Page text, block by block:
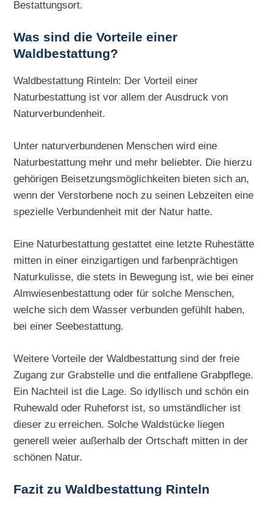
Bestattungsort.
Was sind die Vorteile einer
Waldbestattung?
Waldbestattung Rinteln: Der Vorteil einer
Naturbestattung ist vor allem der Ausdruck von
Naturverbundenheit.
Unter naturverbundenen Menschen wird eine
Naturbestattung mehr und mehr beliebter. Die hierzu
gehörigen Beisetzungsmöglichkeiten bieten sich an,
wenn der Verstorbene noch zu seinen Lebzeiten eine
spezielle Verbundenheit mit der Natur hatte.
Eine Naturbestattung gestattet eine letzte Ruhestätte
mitten in einer einzigartigen und farbenprächtigen
Naturkulisse, die stets in Bewegung ist, wie bei einer
Almwiesenbestattung oder für solche Menschen,
welche sich dem Wasser verbunden gefühlt haben,
bei einer Seebestattung.
Weitere Vorteile der Waldbestattung sind der freie
Zugang zur Grabstelle und die entfallene Grabpflege.
Ein Nachteil ist die Lage. So idyllisch und schön ein
Ruhewald oder Ruheforst ist, so umständlicher ist
dieser zu erreichen. Solche Waldstücke liegen
generell weier außerhalb der Ortschaft mitten in der
schönen Natur.
Fazit zu Waldbestattung Rinteln